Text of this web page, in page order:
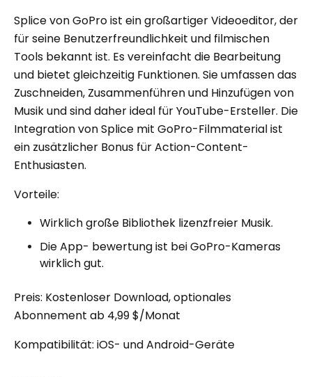
Splice von GoPro ist ein großartiger Videoeditor, der
für seine Benutzerfreundlichkeit und filmischen
Tools bekannt ist. Es vereinfacht die Bearbeitung
und bietet gleichzeitig Funktionen. Sie umfassen das
Zuschneiden, Zusammenführen und Hinzufügen von
Musik und sind daher ideal für YouTube-Ersteller. Die
Integration von Splice mit GoPro-Filmmaterial ist
ein zusätzlicher Bonus für Action-Content-
Enthusiasten.
Vorteile:
Wirklich große Bibliothek lizenzfreier Musik.
Die App- bewertung ist bei GoPro-Kameras
wirklich gut.
Preis: Kostenloser Download, optionales
Abonnement ab 4,99 $/Monat
Kompatibilität: iOS- und Android-Geräte